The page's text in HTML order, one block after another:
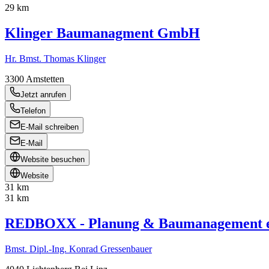
29 km
Klinger Baumanagment GmbH
Hr. Bmst. Thomas Klinger
3300 Amstetten
Jetzt anrufen
Telefon
E-Mail schreiben
E-Mail
Website besuchen
Website
31 km
31 km
REDBOXX - Planung & Baumanagement
Bmst. Dipl.-Ing. Konrad Gressenbauer